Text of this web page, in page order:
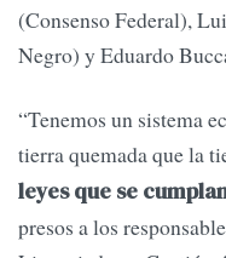
(Consenso Federal),
Negro) y Eduardo
“Tenemos un sistema
tierra quemada que la
leyes que se
presos a los